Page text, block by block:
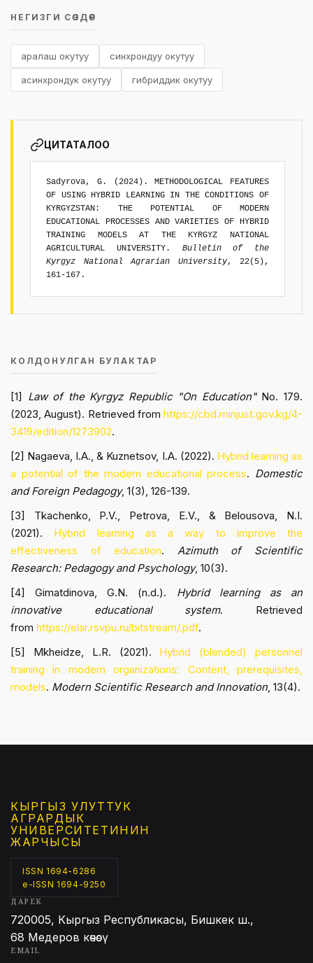
НЕГИЗГИ СӨЗДӨР
аралаш окутуу синхрондуу окутуу
асинхрондук окутуу гибриддик окутуу
ЦИТАТАЛОО
Sadyrova, G. (2024). METHODOLOGICAL FEATURES
OF USING HYBRID LEARNING IN THE CONDITIONS OF
KYRGYZSTAN: THE POTENTIAL OF MODERN
EDUCATIONAL PROCESSES AND VARIETIES OF HYBRID
TRAINING MODELS AT THE KYRGYZ NATIONAL
AGRICULTURAL UNIVERSITY. Bulletin of the
Kyrgyz National Agrarian University, 22(5),
161-167.
КОЛДОНУЛГАН БУЛАКТАР
[1] Law of the Kyrgyz Republic "On Education"No. 179.
(2023, August). Retrieved from https://cbd.minjust.gov.kg/4-
3419/edition/1273902.
[2] Nagaeva, I.A., & Kuznetsov, I.A. (2022). Hybrid learning as
a potential of the modern educational process. Domestic
and Foreign Pedagogy, 1(3), 126-139.
[3] Tkachenko, P.V., Petrova, E.V., & Belousova, N.I.
(2021). Hybrid learning as a way to improve the
effectiveness of education. Azimuth of Scientific
Research: Pedagogy and Psychology, 10(3).
[4] Gimatdinova, G.N. (n.d.). Hybrid learning as an
innovative educational system. Retrieved
from https://elar.rsvpu.ru/bitstream/.pdf.
[5] Mkheidze, L.R. (2021). Hybrid (blended) personnel
training in modern organizations: Content, prerequisites,
models. Modern Scientific Research and Innovation, 13(4).
КЫРГЫЗ УЛУТТУК
АГРАРДЫК
УНИВЕРСИТЕТИНИН
ЖАРЧЫСЫ
ISSN 1694-6286
e-ISSN 1694-9250
ДАРЕК
720005, Кыргыз Республикасы, Бишкек ш.,
68 Медеров көчөсү
EMAIL